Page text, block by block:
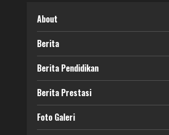
About
Berita
Berita Pendidikan
Berita Prestasi
Foto Galeri